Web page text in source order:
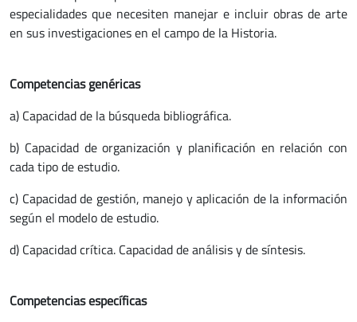
especialidades que necesiten manejar e incluir obras de arte
en sus investigaciones en el campo de la Historia.
Competencias genéricas
a) Capacidad de la búsqueda bibliográfica.
b) Capacidad de organización y planificación en relación con
cada tipo de estudio.
c) Capacidad de gestión, manejo y aplicación de la información
según el modelo de estudio.
d) Capacidad crítica. Capacidad de análisis y de síntesis.
Competencias específicas